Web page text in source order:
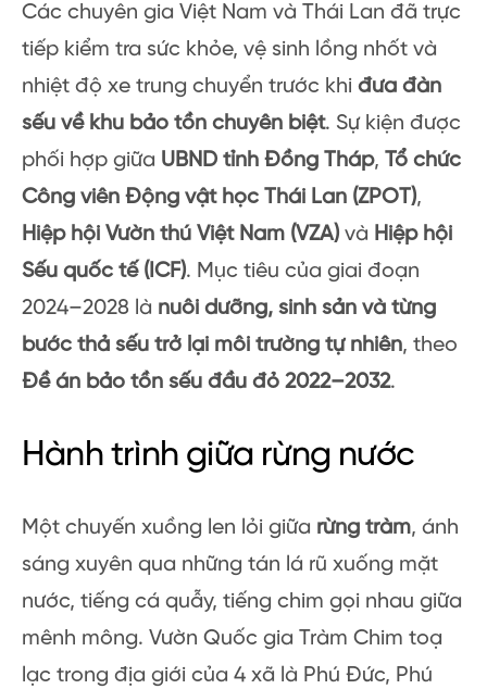
Các chuyên gia Việt Nam và Thái Lan đã trực
tiếp kiểm tra sức khỏe, vệ sinh lồng nhốt và
nhiệt độ xe trung chuyển trước khi đưa đàn
sếu về khu bảo tồn chuyên biệt. Sự kiện được
phối hợp giữa UBND tỉnh Đồng Tháp, Tổ chức
Công viên Động vật học Thái Lan (ZPOT),
Hiệp hội Vườn thú Việt Nam (VZA) và Hiệp hội
Sếu quốc tế (ICF). Mục tiêu của giai đoạn
2024–2028 là nuôi dưỡng, sinh sản và từng
bước thả sếu trở lại môi trường tự nhiên, theo
Đề án bảo tồn sếu đầu đỏ 2022–2032.
Hành trình giữa rừng nước
Một chuyến xuồng len lỏi giữa rừng tràm, ánh
sáng xuyên qua những tán lá rũ xuống mặt
nước, tiếng cá quẫy, tiếng chim gọi nhau giữa
mênh mông. Vườn Quốc gia Tràm Chim toạ
lạc trong địa giới của 4 xã là Phú Đức, Phú